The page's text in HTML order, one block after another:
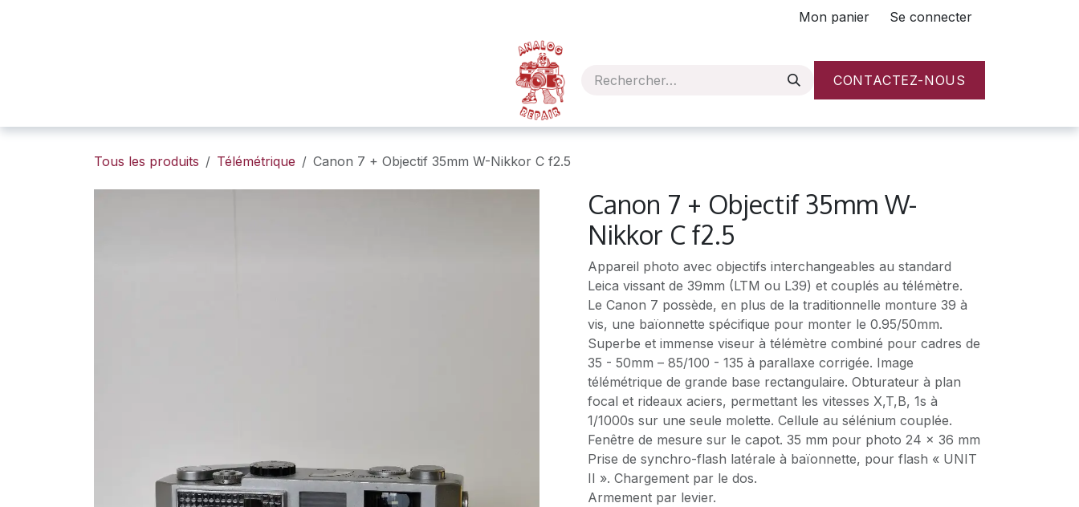
Mon panier Se connecter
CONTACTEZ-NOUS
Tous les produits Télémétrique Canon 7 + Objectif 35mm W-Nikkor C f2.5
Canon 7 + Objectif 35mm W-
Nikkor C f2.5
Appareil photo avec objectifs interchangeables au standard
Leica vissant de 39mm (LTM ou L39) et couplés au télémètre.
Le Canon 7 possède, en plus de la traditionnelle monture 39 à
vis, une baïonnette spécifique pour monter le 0.95/50mm.
Superbe et immense viseur à télémètre combiné pour cadres de
35 - 50mm – 85/100 - 135 à parallaxe corrigée. Image
télémétrique de grande base rectangulaire. Obturateur à plan
focal et rideaux aciers, permettant les vitesses X,T,B, 1s à
1/1000s sur une seule molette. Cellule au sélénium couplée.
Fenêtre de mesure sur le capot. 35 mm pour photo 24 x 36 mm
Prise de synchro-flash latérale à baïonnette, pour flash « UNIT
II ». Chargement par le dos.
Armement par levier.